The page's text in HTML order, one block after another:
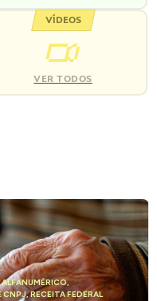
VÍDEOS
VER TODOS
,
CNPJ,RECEITA FEDERAL